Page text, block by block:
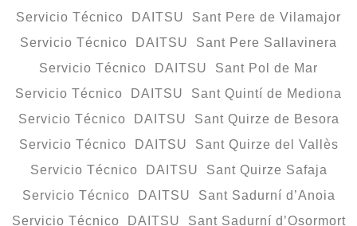
Servicio Técnico DAITSU Sant Pere de Vilamajor
Servicio Técnico DAITSU Sant Pere Sallavinera
Servicio Técnico DAITSU Sant Pol de Mar
Servicio Técnico DAITSU Sant Quintí de Mediona
Servicio Técnico DAITSU Sant Quirze de Besora
Servicio Técnico DAITSU Sant Quirze del Vallès
Servicio Técnico DAITSU Sant Quirze Safaja
Servicio Técnico DAITSU Sant Sadurní d’Anoia
Servicio Técnico DAITSU Sant Sadurní d’Osormort